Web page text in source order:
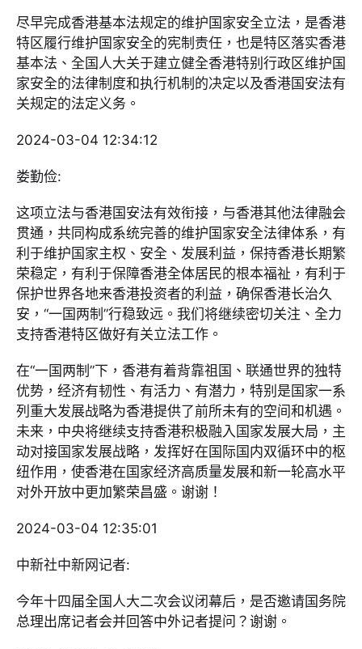
尽早完成香港基本法规定的维护国家安全立法，是香港
特区履行维护国家安全的宪制责任，也是特区落实香港
基本法、全国人大关于建立健全香港特别行政区维护国
家安全的法律制度和执行机制的决定以及香港国安法有
关规定的法定义务。
2024-03-04 12:34:12
娄勤俭:
这项立法与香港国安法有效衔接，与香港其他法律融会
贯通，共同构成系统完善的维护国家安全法律体系，有
利于维护国家主权、安全、发展利益，保持香港长期繁
荣稳定，有利于保障香港全体居民的根本福祉，有利于
保护世界各地来香港投资者的利益，确保香港长治久
安，“一国两制”行稳致远。我们将继续密切关注、全力
支持香港特区做好有关立法工作。
在“一国两制”下，香港有着背靠祖国、联通世界的独特
优势，经济有韧性、有活力、有潜力，特别是国家一系
列重大发展战略为香港提供了前所未有的空间和机遇。
未来，中央将继续支持香港积极融入国家发展大局，主
动对接国家发展战略，发挥好在国际国内双循环中的枢
纽作用，使香港在国家经济高质量发展和新一轮高水平
对外开放中更加繁荣昌盛。谢谢！
2024-03-04 12:35:01
中新社中新网记者:
今年十四届全国人大二次会议闭幕后，是否邀请国务院
总理出席记者会并回答中外记者提问？谢谢。